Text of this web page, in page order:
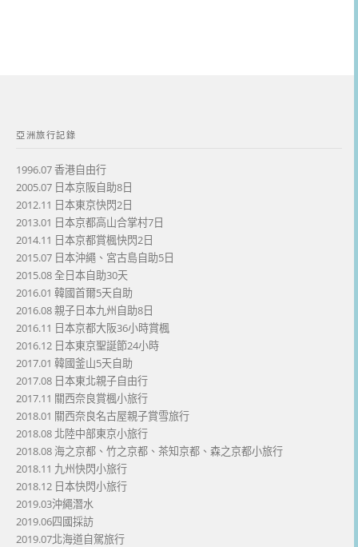
亞洲旅行記錄
1996.07 香港自由行
2005.07 日本京阪自助8日
2012.11 日本東京快閃2日
2013.01 日本京都高山合掌村7日
2014.11 日本京都賞楓快閃2日
2015.07 日本沖繩、宮古島自助5日
2015.08 全日本自助30天
2016.01 韓國首爾5天自助
2016.08 親子日本九州自助8日
2016.11 日本京都大阪36小時賞楓
2016.12 日本東京聖誕節24小時
2017.01 韓國釜山5天自助
2017.08 日本東北親子自由行
2017.11 關西奈良賞楓小旅行
2018.01 關西奈良名古屋親子賞雪旅行
2018.08 北陸中部東京小旅行
2018.08 海之京都、竹之京都、茶知京都、森之京都小旅行
2018.11 九州快閃小旅行
2018.12 日本快閃小旅行
2019.03沖繩潛水
2019.06四國採訪
2019.07北海道自駕旅行